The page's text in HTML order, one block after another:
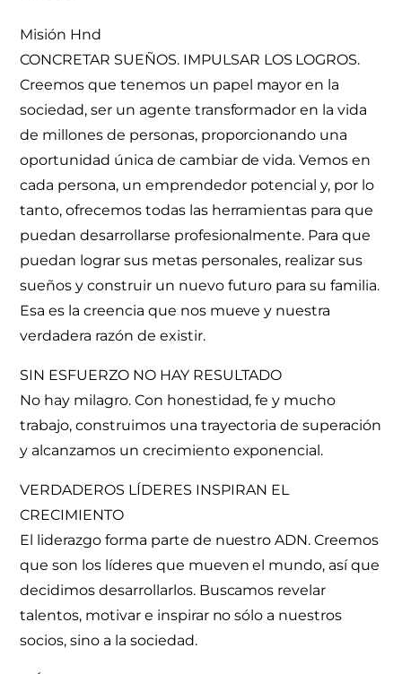
Misión Hnd
CONCRETAR SUEÑOS. IMPULSAR LOS LOGROS.
Creemos que tenemos un papel mayor en la
sociedad, ser un agente transformador en la vida
de millones de personas, proporcionando una
oportunidad única de cambiar de vida. Vemos en
cada persona, un emprendedor potencial y, por lo
tanto, ofrecemos todas las herramientas para que
puedan desarrollarse profesionalmente. Para que
puedan lograr sus metas personales, realizar sus
sueños y construir un nuevo futuro para su familia.
Esa es la creencia que nos mueve y nuestra
verdadera razón de existir.
SIN ESFUERZO NO HAY RESULTADO
No hay milagro. Con honestidad, fe y mucho
trabajo, construimos una trayectoria de superación
y alcanzamos un crecimiento exponencial.
VERDADEROS LÍDERES INSPIRAN EL
CRECIMIENTO
El liderazgo forma parte de nuestro ADN. Creemos
que son los líderes que mueven el mundo, así que
decidimos desarrollarlos. Buscamos revelar
talentos, motivar e inspirar no sólo a nuestros
socios, sino a la sociedad.